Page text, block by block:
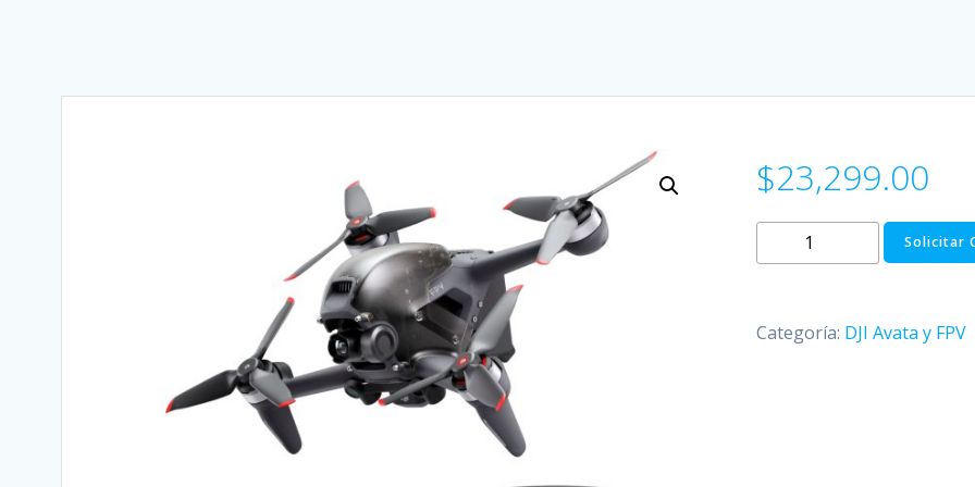
$23,299.00
FPV
cantidad
Solicitar
Categoría: DJI Avata y FPV